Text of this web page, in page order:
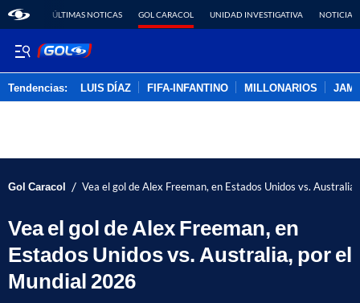
ÚLTIMAS NOTICAS GOL CARACOL UNIDAD INVESTIGATIVA NOTICIAS
Tendencias: LUIS DÍAZ FIFA-INFANTINO MILLONARIOS
Gol Caracol / Vea el gol de Alex Freeman, en Estados Unidos vs.
Vea el gol de Alex Freeman, en
Estados Unidos vs. Australia, por el
Mundial 2026